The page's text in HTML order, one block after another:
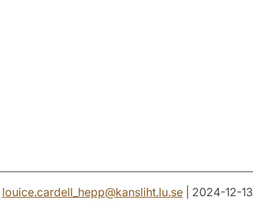
louice.cardell_hepp@kansliht.lu.se| 2024-12-13